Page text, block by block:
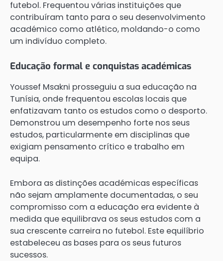
futebol. Frequentou várias instituições que
contribuíram tanto para o seu desenvolvimento
académico como atlético, moldando-o como
um indivíduo completo.
Educação formal e conquistas académicas
Youssef Msakni prosseguiu a sua educação na
Tunísia, onde frequentou escolas locais que
enfatizavam tanto os estudos como o desporto.
Demonstrou um desempenho forte nos seus
estudos, particularmente em disciplinas que
exigiam pensamento crítico e trabalho em
equipa.
Embora as distinções académicas específicas
não sejam amplamente documentadas, o seu
compromisso com a educação era evidente à
medida que equilibrava os seus estudos com a
sua crescente carreira no futebol. Este equilíbrio
estabeleceu as bases para os seus futuros
sucessos.